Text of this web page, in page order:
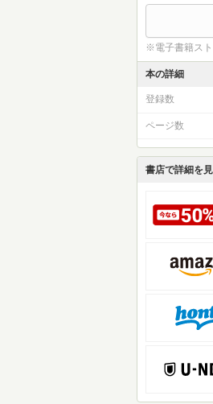
※電子書籍ス
本の詳細
登録数
ページ数
書店で詳細を